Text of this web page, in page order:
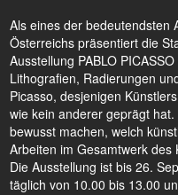
Als eines der bedeutendsten
Österreichs präsentiert die
Ausstellung PABLO
Lithografien, Radierungen
Picasso, desjenigen
wie kein anderer geprägt
bewusst machen, welch
Arbeiten im Gesamtwerk des
Die Ausstellung ist bis 26.
täglich von 10.00 bis 13.00